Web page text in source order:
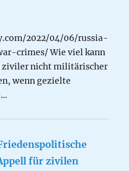
2022/04/06/russia-
crimes/ Wie viel kann
ziviler nicht militärischer
wenn gezielte
für zivilen